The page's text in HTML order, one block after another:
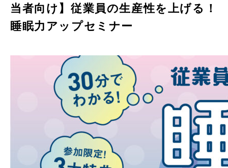
当者向け】従業員の生産性を上げる！
睡眠力アップセミナー